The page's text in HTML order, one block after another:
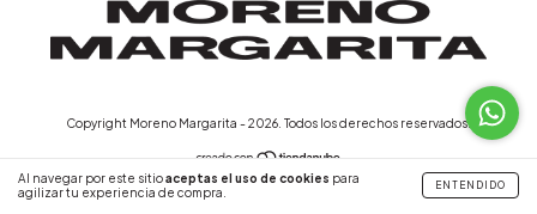
Al navegar por este sitioaceptas el uso de cookies para
agilizar tu experiencia de compra.
ENTENDIDO
Copyright Moreno Margarita - 2026. Todos los derechos reservados.